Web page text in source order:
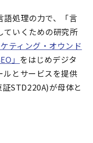
語処理の力で、「言
ていくための研究所
ティング・オウンド
」 をはじめデジタ
ルとサービスを提供
STD220A)が母体と